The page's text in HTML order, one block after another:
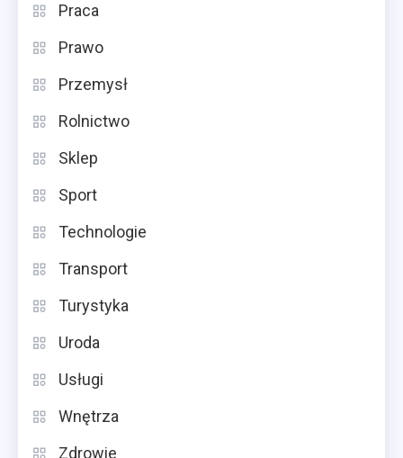
Praca
Prawo
Przemysł
Rolnictwo
Sklep
Sport
Technologie
Transport
Turystyka
Uroda
Usługi
Wnętrza
Zdrowie